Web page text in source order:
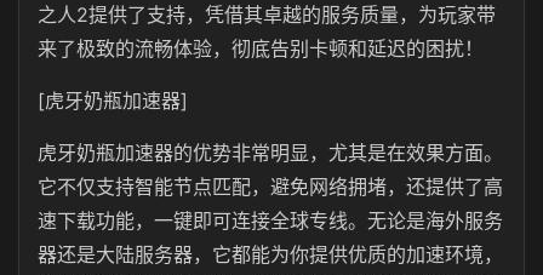
之人2提供了支持，凭借其卓越的服务质量，为玩家带
来了极致的流畅体验，彻底告别卡顿和延迟的困扰！
[虎牙奶瓶加速器]
虎牙奶瓶加速器的优势非常明显，尤其是在效果方面。
它不仅支持智能节点匹配，避免网络拥堵，还提供了高
速下载功能，一键即可连接全球专线。无论是海外服务
器还是大陆服务器，它都能为你提供优质的加速环境，